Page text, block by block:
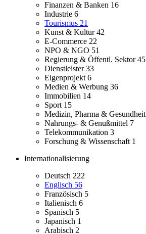
Finanzen & Banken 16
Industrie 6
Tourismus 21
Kunst & Kultur42
E-Commerce 22
NPO & NGO 51
Regierung & Öffentl. Sektor45
Dienstleister33
Eigenprojekt 6
Medien & Werbung 36
Immobilien 14
Sport 15
Medizin, Pharma & Gesundheit
Nahrungs- & Genußmittel 7
Telekommunikation 3
Forschung & Wissenschaft 1
Internationalisierung
Deutsch 222
Englisch 56
Französisch 5
Italienisch 6
Spanisch 5
Japanisch 1
Arabisch 2